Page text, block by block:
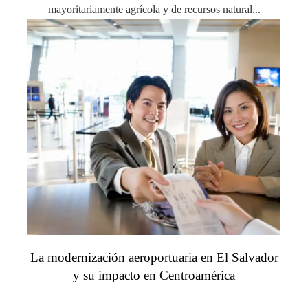
mayoritariamente agrícola y de recursos natural...
La modernización aeroportuaria en El Salvador
y su impacto en Centroamérica